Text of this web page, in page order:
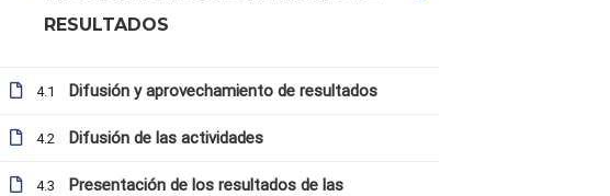
RESULTADOS
4.1 Difusión y aprovechamiento de resultados
4.2 Difusión de las actividades
4.3
Presentación de los resultados de las